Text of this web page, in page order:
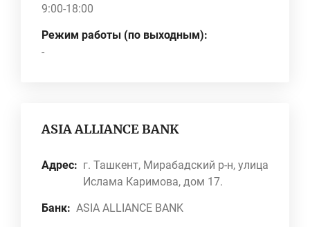
9:00-18:00
Режим работы (по выходным):
-
ASIA ALLIANCE BANK
Адрес: г. Ташкент, Мирабадский р-н, улица
Ислама Каримова, дом 17.
Банк: ASIA ALLIANCE BANK